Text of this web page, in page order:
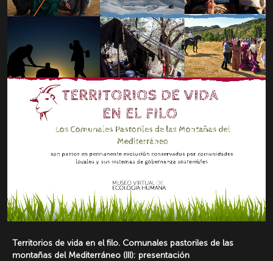
Territorios de vida en el filo. Comunales pastoriles de las
montañas del Mediterráneo (III): presentación